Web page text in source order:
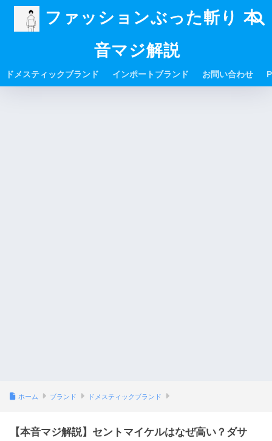
ファッションぶった斬り 本
音マジ解説
ドメスティックブランド インポートブランド お問い合わせ
ホーム ブランド ドメスティックブランド
【本音マジ解説】セントマイケルはなぜ高い？ダサ